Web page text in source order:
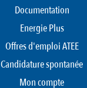
Documentation
Energie Plus
Offres d'emploi ATEE
Candidature spontanée
Mon compte